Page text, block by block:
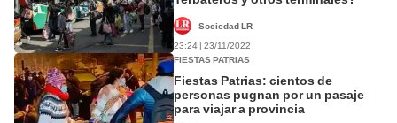
Sociedad LR
23:24 | 23/11/2022
FIESTAS PATRIAS
Fiestas Patrias: cientos de
personas pugnan por un pasaje
para viajar a provincia